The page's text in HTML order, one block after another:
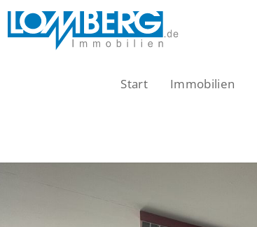
Zum
Inhalt
Start Immobilien